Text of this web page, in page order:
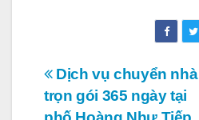
Điều
hướng
Dịch vụ chuyển nhà
trọn gói 365 ngày tại